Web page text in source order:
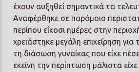
έχουν αυξηθεί σημαντικά τα
Αναφέρθηκε σε παρόμοιο
περίπου είκοσι ημέρες στην
χρειάστηκε μεγάλη επιχείρηση για
τη διάσωση γυναίκας που είχε
εκείνη την περίπτωση μάλιστα